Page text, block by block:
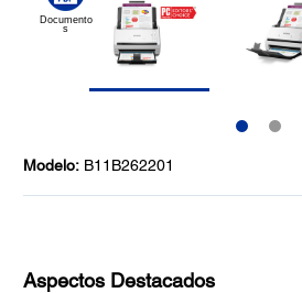
Modelo: B11B262201
Aspectos Destacados